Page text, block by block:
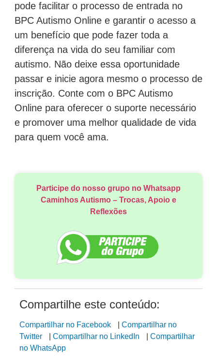
pode facilitar o processo de entrada no
BPC Autismo Online e garantir o acesso a
um benefício que pode fazer toda a
diferença na vida do seu familiar com
autismo. Não deixe essa oportunidade
passar e inicie agora mesmo o processo de
inscrição. Conte com o BPC Autismo
Online para oferecer o suporte necessário
e promover uma melhor qualidade de vida
para quem você ama.
Participe do nosso grupo no Whatsapp
Caminhos Autismo – Trocas, Apoio e
Reflexões
Compartilhe este conteúdo:
Compartilhar no Facebook
Compartilhar no
Twitter
Compartilhar no LinkedIn
Compartilhar
no WhatsApp